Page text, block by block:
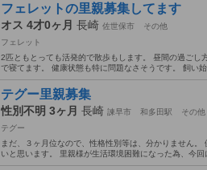
フェレットの里親募集してます
オス 4才0ヶ月 長崎 佐世保市
その他
フェレット
2匹ともとっても活発的で散歩もします。 昼間の過ごし
で寝てます。 健康状態も特に問題なさそうです。 飼い
テグー里親募集
性別不明 3ヶ月 長崎 諫早市 和多田駅
その他
テグー
まだ、３ヶ月位なので、性格性別等は、分かりません
いと思います。 里親様が生活環境困難になった為、今